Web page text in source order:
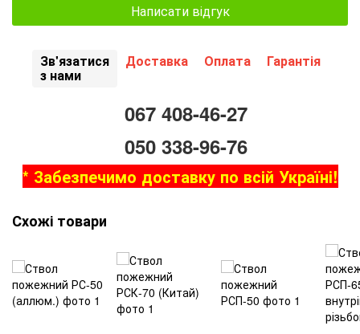
Написати відгук
Зв'язатися
з нами
Доставка Оплата Гарантія
067 408-46-27
050 338-96-76
* Забезпечимо доставку по всій Україні!
Схожі товари